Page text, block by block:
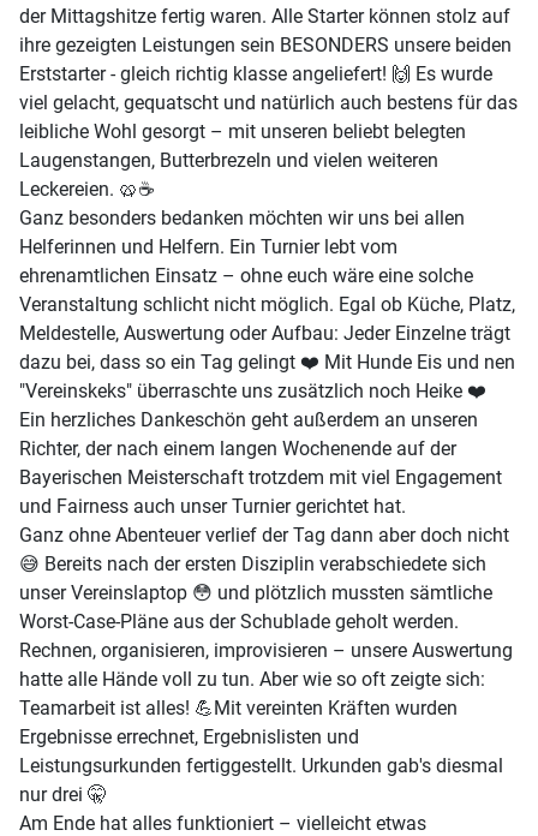
der Mittagshitze fertig waren. Alle Starter können stolz auf
ihre gezeigten Leistungen sein BESONDERS unsere beiden
Erststarter - gleich richtig klasse angeliefert! 🙌 Es wurde
viel gelacht, gequatscht und natürlich auch bestens für das
leibliche Wohl gesorgt – mit unseren beliebt belegten
Laugenstangen, Butterbrezeln und vielen weiteren
Leckereien. 🥨☕
Ganz besonders bedanken möchten wir uns bei allen
Helferinnen und Helfern. Ein Turnier lebt vom
ehrenamtlichen Einsatz – ohne euch wäre eine solche
Veranstaltung schlicht nicht möglich. Egal ob Küche, Platz,
Meldestelle, Auswertung oder Aufbau: Jeder Einzelne trägt
dazu bei, dass so ein Tag gelingt ❤️ Mit Hunde Eis und nen
"Vereinskeks" überraschte uns zusätzlich noch Heike ❤️
Ein herzliches Dankeschön geht außerdem an unseren
Richter, der nach einem langen Wochenende auf der
Bayerischen Meisterschaft trotzdem mit viel Engagement
und Fairness auch unser Turnier gerichtet hat.
Ganz ohne Abenteuer verlief der Tag dann aber doch nicht
😅 Bereits nach der ersten Disziplin verabschiedete sich
unser Vereinslaptop 😳 und plötzlich mussten sämtliche
Worst-Case-Pläne aus der Schublade geholt werden.
Rechnen, organisieren, improvisieren – unsere Auswertung
hatte alle Hände voll zu tun. Aber wie so oft zeigte sich:
Teamarbeit ist alles! 💪Mit vereinten Kräften wurden
Ergebnisse errechnet, Ergebnislisten und
Leistungsurkunden fertiggestellt. Urkunden gab's diesmal
nur drei 🤫
Am Ende hat alles funktioniert – vielleicht etwas